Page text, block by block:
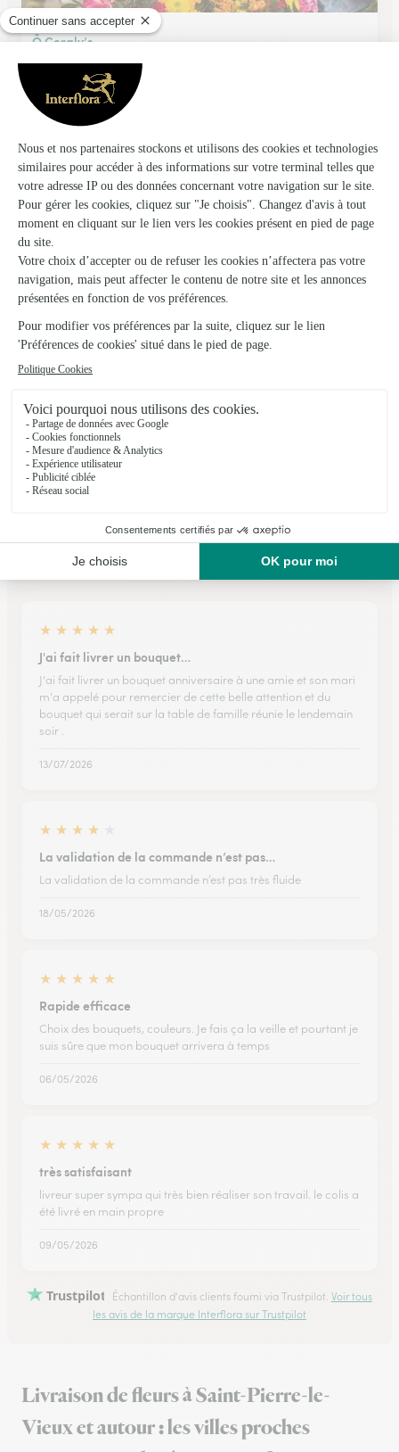
Ô Coraly’s
La Chataigneraie
★ ★ ★4.8 (23)
Rue de la Prée
Voir la boutique
La Rose D’antan
★★★★★4.2 (51)
Voir la boutique
Ils ont fait livrer des fleurs ou une plante à
Saint-Pierre-le-Vieux
★ ★ ★ ★ ★
J'ai fait livrer un bouquet…
J'ai fait livrer un bouquet anniversaire à une amie et son mari
m'a appelé pour remercier de cette belle attention et du
bouquet qui serait sur la table de famille réunie le lendemain
soir .
13/07/2026
★ ★ ★ ★
La validation de la commande n’est pas…
La validation de la commande n’est pas très fluide
18/05/2026
★ ★ ★ ★ ★
Rapide efficace
Choix des bouquets, couleurs. Je fais ça la veille et pourtant je
suis sûre que mon bouquet arrivera à temps
06/05/2026
★ ★ ★ ★ ★
très satisfaisant
livreur super sympa qui très bien réaliser son travail. le colis a
été livré en main propre
09/05/2026
Trustpilot Échantillon d'avis clients fourni via Trustpilot. Voir tous
les avis de la marque Interflora sur Trustpilot
Livraison de fleurs à Saint-Pierre-le-
Vieux et autour : les villes proches